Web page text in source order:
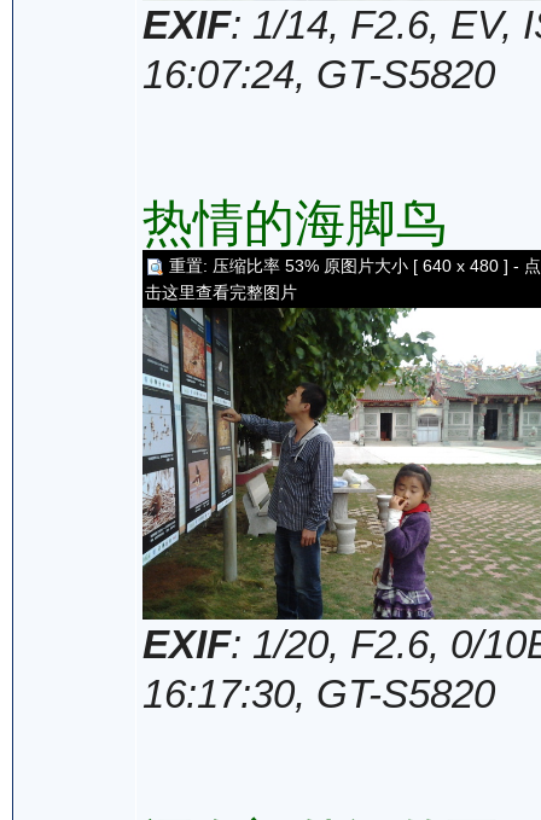
EXIF: 1/14, F2.6, EV,
16:07:24, GT-S5820
热情的海脚鸟
重置: 压缩比率 53% 原图片大小 [ 640 x 480 ] - 点
击这里查看完整图片
EXIF: 1/20, F2.6, 0/
16:17:30, GT-S5820